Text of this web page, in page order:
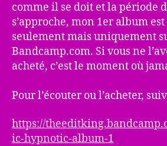
comme il se doit et la période
s’approche, mon 1er album est
seulement mais uniquement
Bandcamp.com. Si vous ne
acheté, c’est le moment où
Pour l’écouter ou l’acheter,
https://
ic-hypnotic-album-1